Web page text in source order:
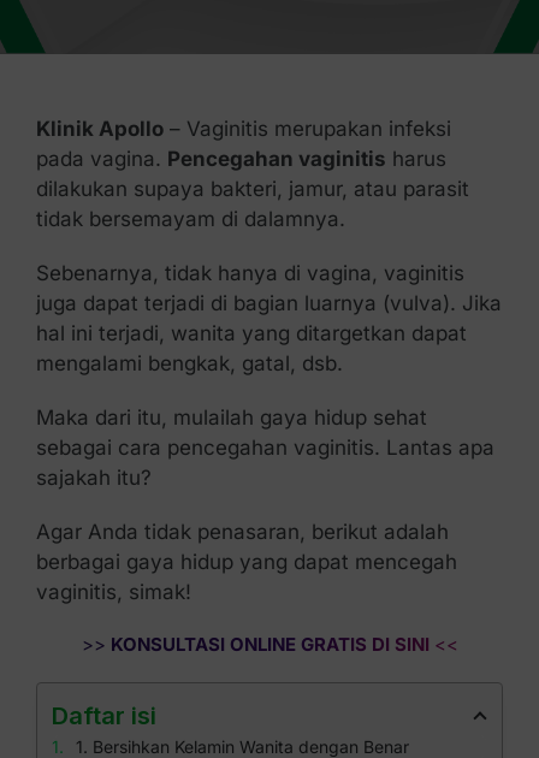
Klinik Apollo– Vaginitis merupakan infeksi
pada vagina. Pencegahan vaginitis harus
dilakukan supaya bakteri, jamur, atau parasit
tidak bersemayam di dalamnya.
Sebenarnya, tidak hanya di vagina, vaginitis
juga dapat terjadi di bagian luarnya (vulva). Jika
hal ini terjadi, wanita yang ditargetkan dapat
mengalami bengkak, gatal, dsb.
Maka dari itu, mulailah gaya hidup sehat
sebagai cara pencegahan vaginitis. Lantas apa
sajakah itu?
Agar Anda tidak penasaran, berikut adalah
berbagai gaya hidup yang dapat mencegah
vaginitis, simak!
>> KONSULTASI ONLINE GRATIS DI SINI <<
Daftar isi
1. Bersihkan Kelamin Wanita dengan Benar